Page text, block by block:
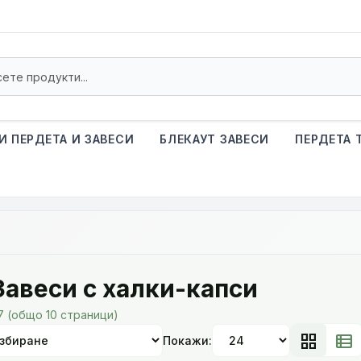
ПЕРДЕТА И ЗАВЕСИ БЛЕКАУТ ЗАВЕСИ ПЕРДЕТА
с халки-капси
(общо 10 страници)
Покажи: grid_view view_list